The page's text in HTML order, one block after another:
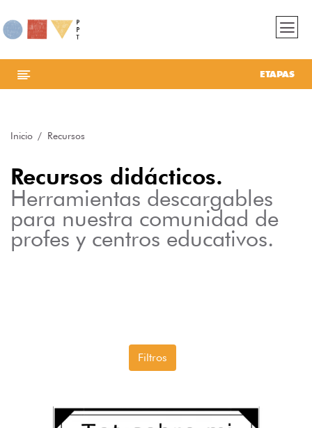
ETAPAS
Inicio Recursos
Recursos didácticos.
Herramientas descargables
para nuestra comunidad de
profes y centros educativos.
Filtros